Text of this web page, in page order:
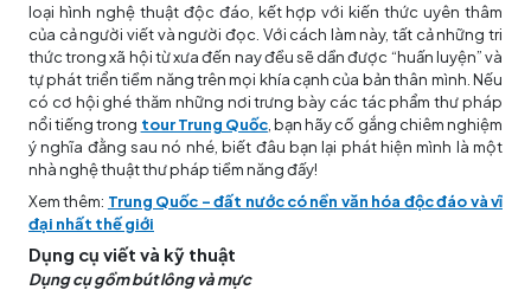
loại hình nghệ thuật độc đáo, kết hợp với kiến thức uyên thâm
của cả người viết và người đọc. Với cách làm này, tất cả những tri
thức trong xã hội từ xưa đến nay đều sẽ dần được “huấn luyện” và
tự phát triển tiềm năng trên mọi khía cạnh của bản thân mình. Nếu
có cơ hội ghé thăm những nơi trưng bày các tác phẩm thư pháp
nổi tiếng trong tour Trung Quốc, bạn hãy cố gắng chiêm nghiệm
ý nghĩa đằng sau nó nhé, biết đâu bạn lại phát hiện mình là một
nhà nghệ thuật thư pháp tiềm năng đấy!
Xem thêm: Trung Quốc – đất nước có nền văn hóa độc đáo và vĩ
đại nhất thế giới
Dụng cụ viết và kỹ thuật
Dụng cụ gồm bút lông và mực